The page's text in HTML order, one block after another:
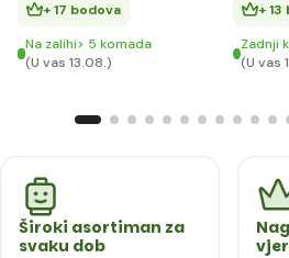
+ 17 bodova
Na zalihi> 5 komada
(U vas 13.08.)
+
Zadnji
(U vas
Široki asortiman za
svaku dob